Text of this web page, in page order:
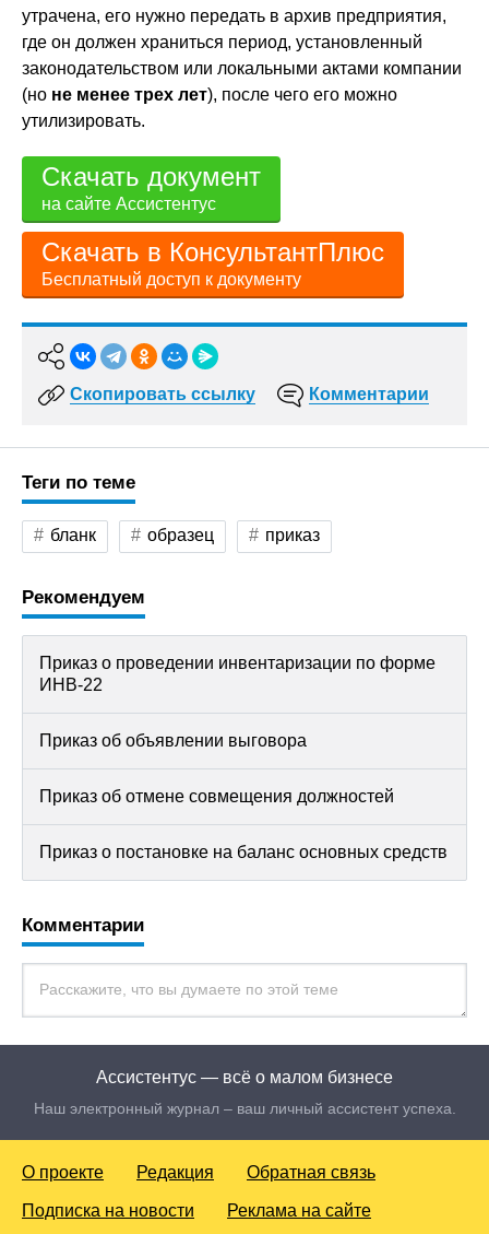
утрачена, его нужно передать в архив предприятия,
где он должен храниться период, установленный
законодательством или локальными актами компании
(но не менее трех лет), после чего его можно
утилизировать.
Скачать документ
на сайте Ассистентус
Скачать в КонсультантПлюс
Бесплатный доступ к документу
Скопировать ссылку Комментарии
Теги по теме
бланк образец приказ
Рекомендуем
Приказ о проведении инвентаризации по форме
ИНВ-22
Приказ об объявлении выговора
Приказ об отмене совмещения должностей
Приказ о постановке на баланс основных средств
Комментарии
Ассистентус — всё о малом бизнесе
Наш электронный журнал – ваш личный ассистент успеха.
О проекте Редакция Обратная связь
Подписка на новости Реклама на сайте